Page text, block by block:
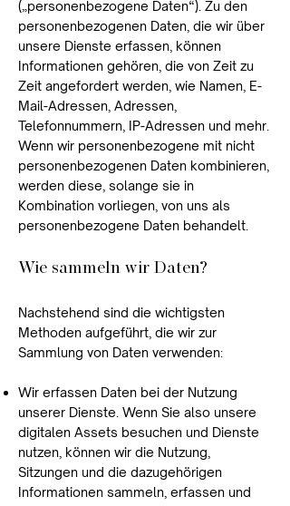
(„personenbezogene Daten“). Zu den
personenbezogenen Daten, die wir über
unsere Dienste erfassen, können
Informationen gehören, die von Zeit zu
Zeit angefordert werden, wie Namen, E-
Mail-Adressen, Adressen,
Telefonnummern, IP-Adressen und mehr.
Wenn wir personenbezogene mit nicht
personenbezogenen Daten kombinieren,
werden diese, solange sie in
Kombination vorliegen, von uns als
personenbezogene Daten behandelt.
Wie sammeln wir Daten?
Nachstehend sind die wichtigsten
Methoden aufgeführt, die wir zur
Sammlung von Daten verwenden:
Wir erfassen Daten bei der Nutzung
unserer Dienste. Wenn Sie also unsere
digitalen Assets besuchen und Dienste
nutzen, können wir die Nutzung,
Sitzungen und die dazugehörigen
Informationen sammeln, erfassen und